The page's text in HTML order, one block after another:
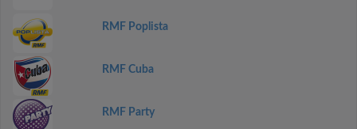
RMF Poplista
RMF Cuba
RMF Party